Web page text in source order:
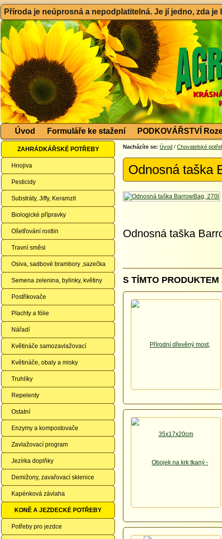
Příroda je neúprosná a nepodplatitelná. Je jí jedno, zda
Úvod Formuláře ke stažení PODKOVÁŘSTVÍ
ZAHRÁDKÁŘSKÉ POTŘEBY
Hnojiva
Pesticidy
Substráty, Jiffy, Keramzit
Biologické přípravky
Ošetřování rostlin
Travní směsi
Osiva, sadbové brambory ,sazečka
Semena zelenina, bylinky, květiny
Postřikovače
Plachty a fólie
Nářadí
Květináče samozavlažovací
Květináče, obaly a misky
Truhlíky
Repelenty
Ostatní
Enzymy a kompostovače
Zavlažovací program
Jezírka doplňky
Demižony, zavařovací sklenice
Kapénková závlaha
KONĚ A JEZDECKÉ POTŘEBY
Potřeby pro jezdce
Nacházíte se: Úvod / Chovatelské
Odnosná taška
Odnosná taška
S TÍMTO